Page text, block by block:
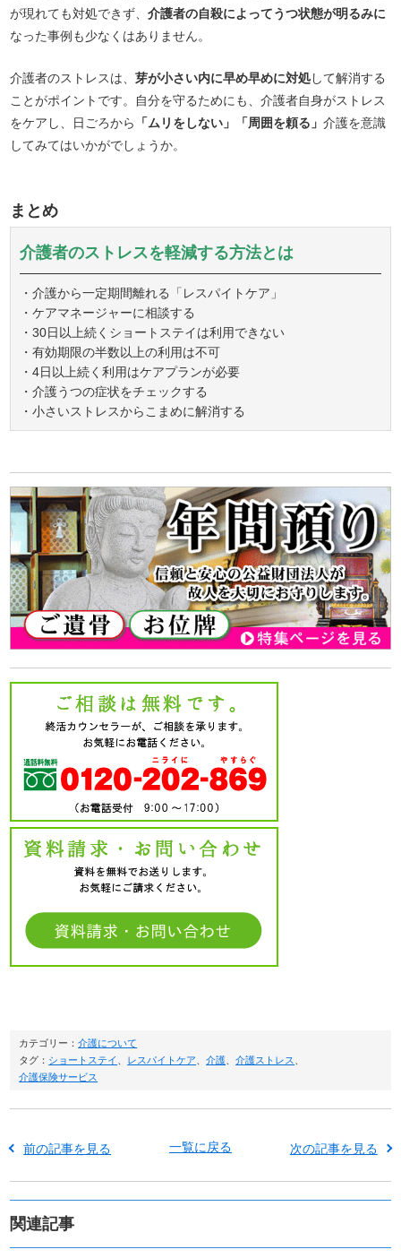
が現れても対処できず、介護者の自殺によってうつ状態が明るみに
なった事例も少なくはありません。
介護者のストレスは、芽が小さい内に早め早めに対処して解消する
ことがポイントです。自分を守るためにも、介護者自身がストレス
をケアし、日ごろから
「ムリをしない」「周囲を頼る」介護を意識
してみてはいかがでしょうか。
まとめ
介護者のストレスを軽減する方法とは
・介護から一定期間離れる「レスパイトケア」
・ケアマネージャーに相談する
・30日以上続くショートステイは利用できない
・有効期限の半数以上の利用は不可
・4日以上続く利用はケアプランが必要
・介護うつの症状をチェックする
・小さいストレスからこまめに解消する
カテゴリー：介護について
タグ： ショートステイ レスパイトケア 、介護 、介護ストレス
介護保険サービス
前の記事を見る 一覧に戻る 次の記事を見る
関連記事